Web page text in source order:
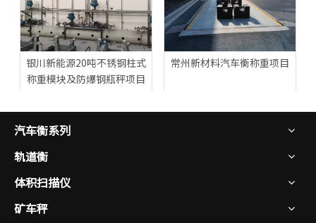
银川新能源20吨不锈钢柱式
称重模块及防爆钢瓶秤项目
常州新材料汽车衡称重项目
常州铸造汽车衡称重项目
汽车衡系列
轨道衡
体积扫描仪
矿车秤